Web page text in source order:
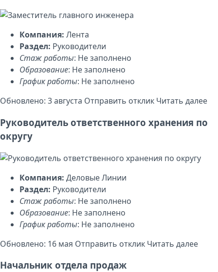
Компания: Лента
Раздел: Руководители
Стаж работы: Не заполнено
Образование: Не заполнено
График работы: Не заполнено
Обновлено: 3 августа Отправить отклик Читать далее
Руководитель ответственного хранения по
округу
Компания: Деловые Линии
Раздел: Руководители
Стаж работы: Не заполнено
Образование: Не заполнено
График работы: Не заполнено
Обновлено: 16 мая Отправить отклик Читать далее
Начальник отдела продаж